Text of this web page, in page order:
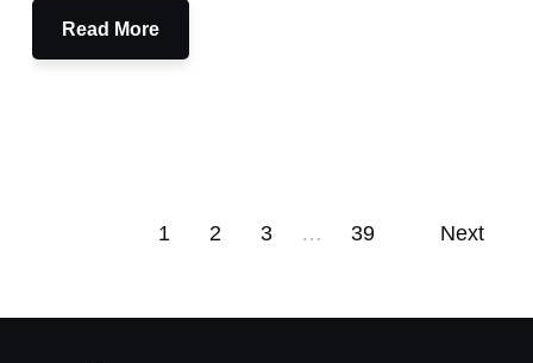
Read More
1 2 3 … 39 Next